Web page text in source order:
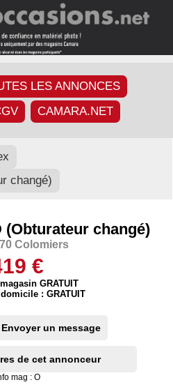
LES ANNONCES
CAMARA.NET
changé)
(Obturateur changé)
Colomiers
€
GRATUIT
: GRATUIT
Envoyer un message
de cet annonceur
mag : O